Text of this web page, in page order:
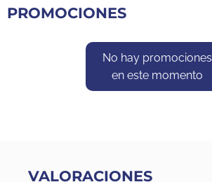
PROMOCIONES
No hay promociones
en este momento
VALORACIONES